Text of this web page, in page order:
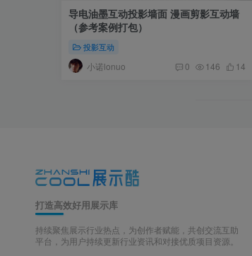
导电油墨互动投影墙面 漫画剪影互动墙
（参考案例打包）
投影互动
小诺lonuo 0 146 14
打造高效好用展示库
持续聚焦展示行业热点，为创作者赋能，共创交流互助
平台，为用户持续更新行业资讯和对接优质项目资源。